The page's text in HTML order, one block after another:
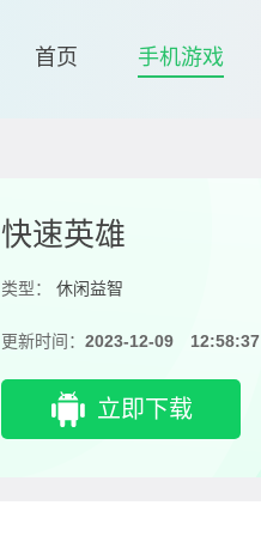
首页 手机游戏
快速英雄
类型： 休闲益智
更新时间： 2023-12-09 12:58:37
立即下载